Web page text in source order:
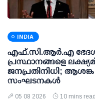
INDIA
എഫ്.സി.ആര്‍.എ
പ്രസ്ഥാനങ്ങളെ
ജനപ്രതിനിധി;
സംഘടനകള്‍
05 08 2026 10 mins read